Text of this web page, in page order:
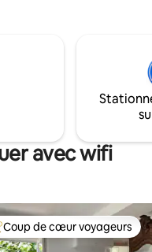
avec wifi
de cœur voyageurs
Coup de cœur voyageurs